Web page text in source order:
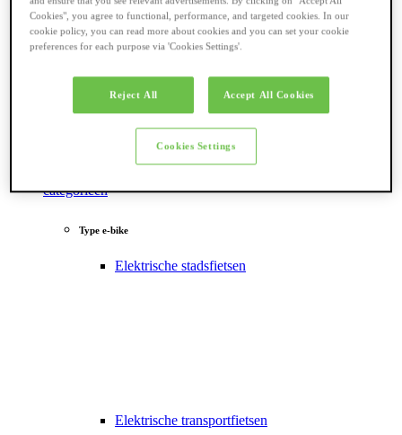
categorieën
Type e-bike
Elektrische stadsfietsen
Elektrische transportfietsen
Cookies", you agree to functional, performance, and targeted cookies. In our
cookie policy, you can read more about cookies and you can set your cookie
preferences for each purpose via 'Cookies Settings'.
Reject All Accept All Cookies
Cookies Settings